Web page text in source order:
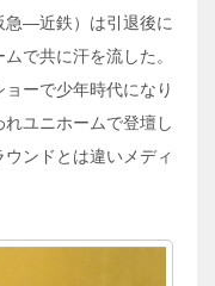
急―近鉄）は引退後に
で共に汗を流した。
ョーで少年時代になり
ユニホームで登壇し
ンドとは違いメディ